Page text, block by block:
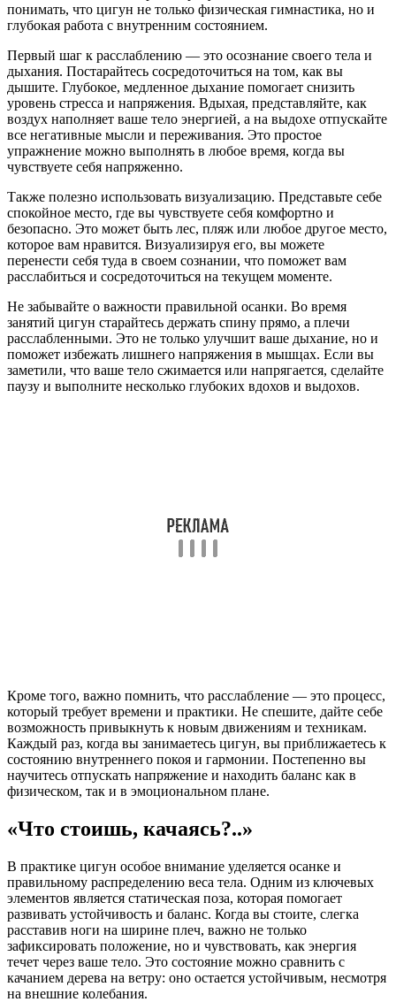
понимать, что цигун не только физическая гимнастика, но и
глубокая работа с внутренним состоянием.
Первый шаг к расслаблению — это осознание своего тела и
дыхания. Постарайтесь сосредоточиться на том, как вы
дышите. Глубокое, медленное дыхание помогает снизить
уровень стресса и напряжения. Вдыхая, представляйте, как
воздух наполняет ваше тело энергией, а на выдохе отпускайте
все негативные мысли и переживания. Это простое
упражнение можно выполнять в любое время, когда вы
чувствуете себя напряженно.
Также полезно использовать визуализацию. Представьте себе
спокойное место, где вы чувствуете себя комфортно и
безопасно. Это может быть лес, пляж или любое другое место,
которое вам нравится. Визуализируя его, вы можете
перенести себя туда в своем сознании, что поможет вам
расслабиться и сосредоточиться на текущем моменте.
Не забывайте о важности правильной осанки. Во время
занятий цигун старайтесь держать спину прямо, а плечи
расслабленными. Это не только улучшит ваше дыхание, но и
поможет избежать лишнего напряжения в мышцах. Если вы
заметили, что ваше тело сжимается или напрягается, сделайте
паузу и выполните несколько глубоких вдохов и выдохов.
Кроме того, важно помнить, что расслабление — это процесс,
который требует времени и практики. Не спешите, дайте себе
возможность привыкнуть к новым движениям и техникам.
Каждый раз, когда вы занимаетесь цигун, вы приближаетесь к
состоянию внутреннего покоя и гармонии. Постепенно вы
научитесь отпускать напряжение и находить баланс как в
физическом, так и в эмоциональном плане.
«Что стоишь, качаясь?..»
В практике цигун особое внимание уделяется осанке и
правильному распределению веса тела. Одним из ключевых
элементов является статическая поза, которая помогает
развивать устойчивость и баланс. Когда вы стоите, слегка
расставив ноги на ширине плеч, важно не только
зафиксировать положение, но и чувствовать, как энергия
течет через ваше тело. Это состояние можно сравнить с
качанием дерева на ветру: оно остается устойчивым, несмотря
на внешние колебания.